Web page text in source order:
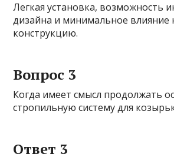
Легкая установка, возможность
дизайна и минимальное влияние
конструкцию.
Вопрос 3
Когда имеет смысл продолжать
стропильную систему для
Ответ 3